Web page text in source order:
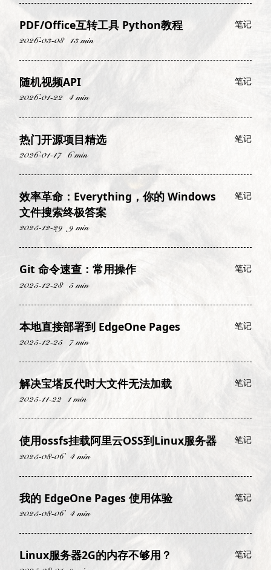
PDF/Office互转工具 Python教程
2026-03-08 13 min
笔记
随机视频API
2026-01-22 4 min
笔记
热门开源项目精选
2026-01-17 6 min
笔记
效率革命：Everything，你的 Windows
文件搜索终极答案
2025-12-29 9 min
笔记
Git 命令速查：常用操作
2025-12-28 5 min
笔记
本地直接部署到 EdgeOne Pages
2025-12-25 7 min
笔记
解决宝塔反代时大文件无法加载
2025-11-22 1 min
笔记
使用ossfs挂载阿里云OSS到Linux服务器
2025-08-06 4 min
笔记
我的 EdgeOne Pages 使用体验
2025-08-06 4 min
笔记
Linux服务器2G的内存不够用？ 笔记